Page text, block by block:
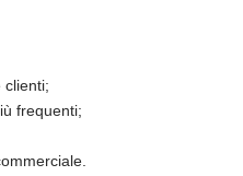
clienti;
frequenti;